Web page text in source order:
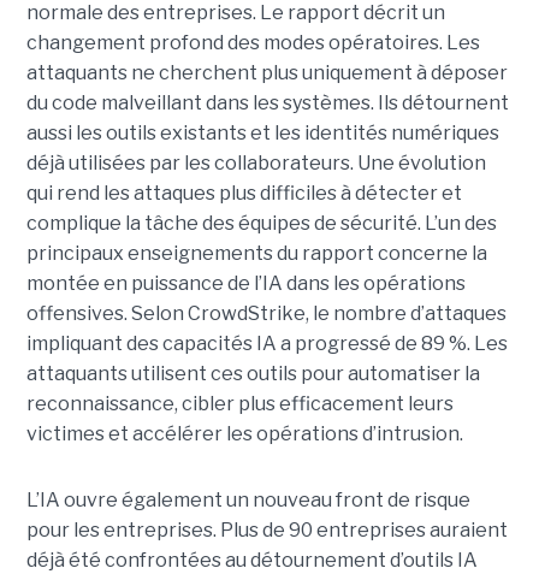
normale des entreprises. Le rapport décrit un
changement profond des modes opératoires. Les
attaquants ne cherchent plus uniquement à déposer
du code malveillant dans les systèmes. Ils détournent
aussi les outils existants et les identités numériques
déjà utilisées par les collaborateurs. Une évolution
qui rend les attaques plus difficiles à détecter et
complique la tâche des équipes de sécurité. L’un des
principaux enseignements du rapport concerne la
montée en puissance de l’IA dans les opérations
offensives. Selon CrowdStrike, le nombre d’attaques
impliquant des capacités IA a progressé de 89 %. Les
attaquants utilisent ces outils pour automatiser la
reconnaissance, cibler plus efficacement leurs
victimes et accélérer les opérations d’intrusion.
L’IA ouvre également un nouveau front de risque
pour les entreprises. Plus de 90 entreprises auraient
déjà été confrontées au détournement d’outils IA